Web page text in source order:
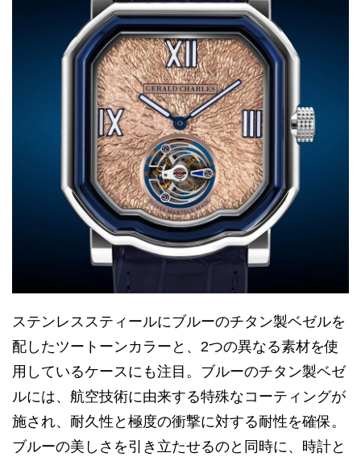
ステンレススティールにブルーのチタン製ベゼルを
配したツートーンカラーと、2つの異なる素材を使
用しているケースにも注目。ブルーのチタン製ベゼ
ルには、航空技術に由来する特殊なコーティングが
施され、耐久性と極度の衝撃に対する耐性を確保。
ブルーの美しさを引き立たせるのと同時に、時計と